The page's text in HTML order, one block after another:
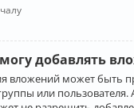
добавлять
вложений может быть
или пользователя.